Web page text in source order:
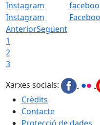
Instagram
AnteriorSegüent
1
2
3
Xarxes socials:
Crèdits
Contacte